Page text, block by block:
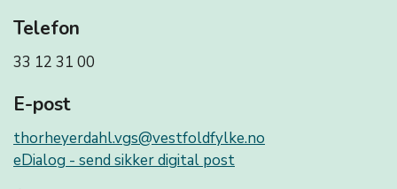
Telefon
33 12 31 00
E-post
thorheyerdahl.vgs@vestfoldfylke.no
eDialog - send sikker digital post